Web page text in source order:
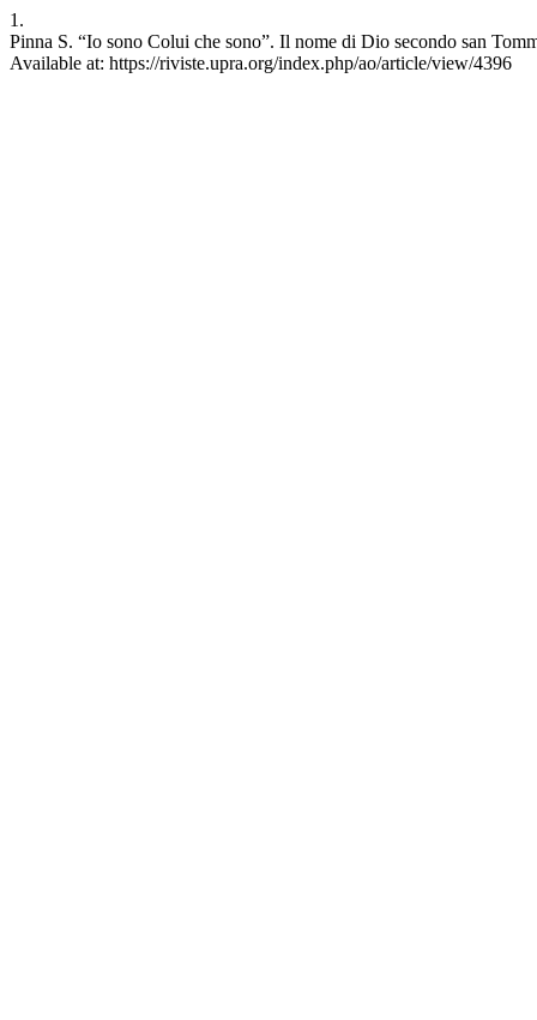
1.
Pinna S. “Io sono Colui che sono”. Il nome di Dio secondo san
Available at: https://riviste.upra.org/index.php/ao/article/view/4396